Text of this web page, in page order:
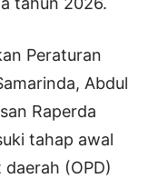
Peraturan
Abdul
Raperda
tahap awal
(OPD)